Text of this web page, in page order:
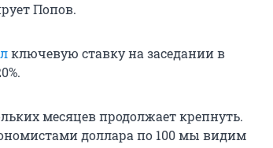
Попов.
ключевую ставку на заседании в
месяцев продолжает крепнуть.
доллара по 100 мы видим